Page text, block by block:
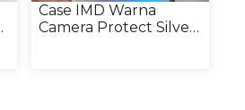
Case IMD Warna
Camera Protect Silver